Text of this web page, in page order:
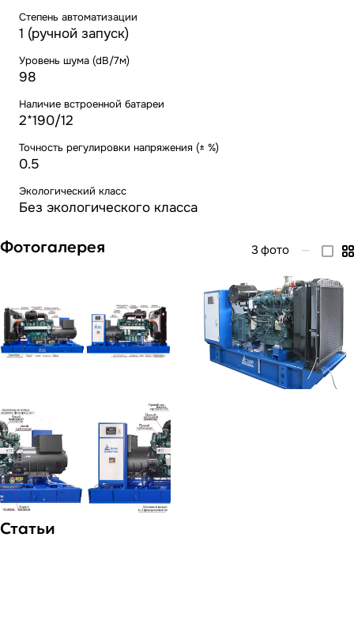
Степень автоматизации
1 (ручной запуск)
Уровень шума (dB/7м)
98
Наличие встроенной батареи
2*190/12
Точность регулировки напряжения (± %)
0.5
Экологический класс
Без экологического класса
Фотогалерея 3 фото —
Статьи